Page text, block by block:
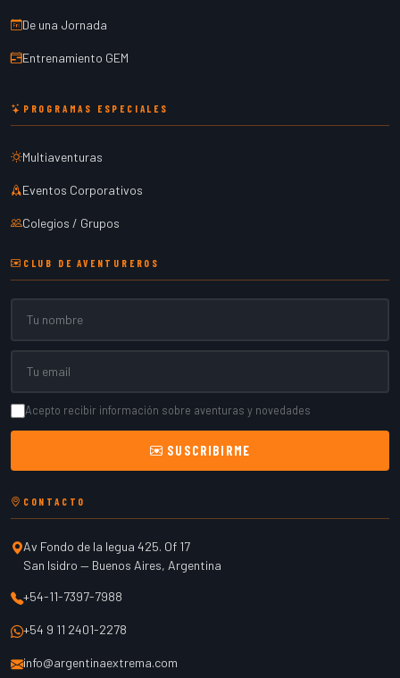
De una Jornada
Entrenamiento GEM
PROGRAMAS ESPECIALES
Multiaventuras
Eventos Corporativos
Colegios / Grupos
CLUB DE AVENTUREROS
Acepto recibir información sobre aventuras y novedades
SUSCRIBIRME
CONTACTO
Av Fondo de la legua 425. Of 17
San Isidro — Buenos Aires, Argentina
+54-11-7397-7988
+54 9 11 2401-2278
info@argentinaextrema.com